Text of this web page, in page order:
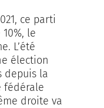
ce parti
le
L’été
élection
depuis la
fédérale
droite va